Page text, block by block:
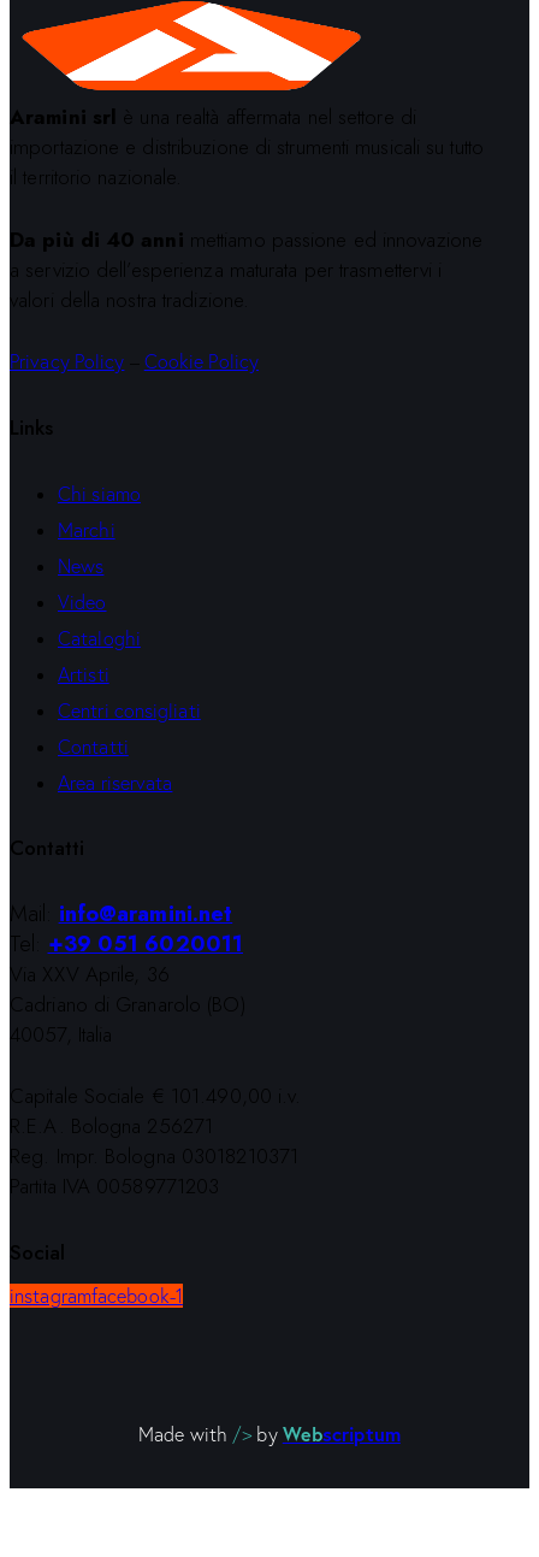
Aramini srl è una realtà affermata nel settore di
importazione e distribuzione di strumenti musicali su tutto
il territorio nazionale.
Da più di 40 anni mettiamo passione ed innovazione
a servizio dell’esperienza maturata per trasmettervi i
valori della nostra tradizione.
Privacy Policy Cookie Policy
Links
Chi siamo
Marchi
News
Video
Cataloghi
Artisti
Centri consigliati
Contatti
Area riservata
Contatti
Mail: info@aramini.net
Tel: +39 051 6020011
Via XXV Aprile, 36
Cadriano di Granarolo (BO)
40057, Italia
Capitale Sociale € 101.490,00 i.v.
R.E.A. Bologna 256271
Reg. Impr. Bologna 03018210371
Partita IVA 00589771203
Social
instagramfacebook-1
Made with /> by Webscriptum